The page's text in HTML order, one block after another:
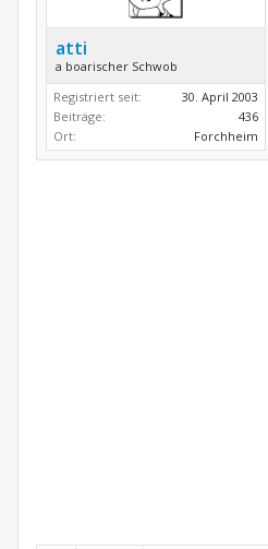
atti
a boarischer Schwob
Registriert seit:
30. April 2003
Beiträge:
436
Ort:
Forchheim